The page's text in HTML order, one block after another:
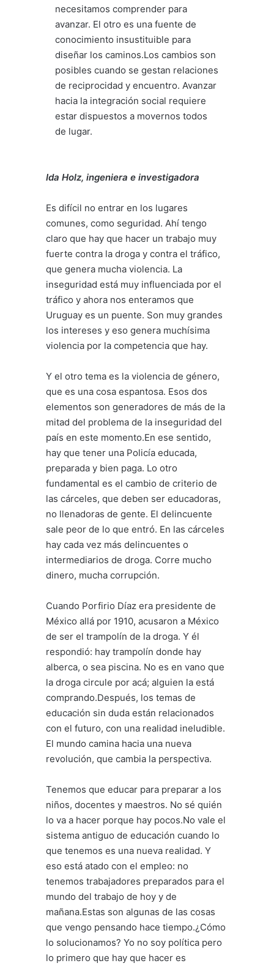
necesitamos comprender para
avanzar. El otro es una fuente de
conocimiento insustituible para
diseñar los caminos.Los cambios son
posibles cuando se gestan relaciones
de reciprocidad y encuentro. Avanzar
hacia la integración social requiere
estar dispuestos a movernos todos
de lugar.
Ida Holz, ingeniera e investigadora
Es difícil no entrar en los lugares
comunes, como seguridad. Ahí tengo
claro que hay que hacer un trabajo muy
fuerte contra la droga y contra el tráfico,
que genera mucha violencia. La
inseguridad está muy influenciada por el
tráfico y ahora nos enteramos que
Uruguay es un puente. Son muy grandes
los intereses y eso genera muchísima
violencia por la competencia que hay.
Y el otro tema es la violencia de género,
que es una cosa espantosa. Esos dos
elementos son generadores de más de la
mitad del problema de la inseguridad del
país en este momento.En ese sentido,
hay que tener una Policía educada,
preparada y bien paga. Lo otro
fundamental es el cambio de criterio de
las cárceles, que deben ser educadoras,
no llenadoras de gente. El delincuente
sale peor de lo que entró. En las cárceles
hay cada vez más delincuentes o
intermediarios de droga. Corre mucho
dinero, mucha corrupción.
Cuando Porfirio Díaz era presidente de
México allá por 1910, acusaron a México
de ser el trampolín de la droga. Y él
respondió: hay trampolín donde hay
alberca, o sea piscina. No es en vano que
la droga circule por acá; alguien la está
comprando.Después, los temas de
educación sin duda están relacionados
con el futuro, con una realidad ineludible.
El mundo camina hacia una nueva
revolución, que cambia la perspectiva.
Tenemos que educar para preparar a los
niños, docentes y maestros. No sé quién
lo va a hacer porque hay pocos.No vale el
sistema antiguo de educación cuando lo
que tenemos es una nueva realidad. Y
eso está atado con el empleo: no
tenemos trabajadores preparados para el
mundo del trabajo de hoy y de
mañana.Estas son algunas de las cosas
que vengo pensando hace tiempo.¿Cómo
lo solucionamos? Yo no soy política pero
lo primero que hay que hacer es